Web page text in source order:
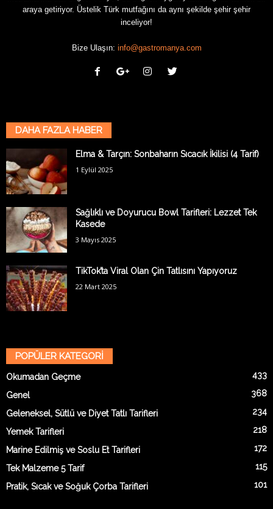
araya getiriyor. Üstelik Türk mutfağını da aynı şekilde şehir şehir
inceliyor!
Bize Ulaşın: info@gastromanya.com
DAHA FAZLA HABER
Elma & Tarçın: Sonbaharın Sıcacık İkilisi (4 Tarif)
1 Eylül 2025
Sağlıklı ve Doyurucu Bowl Tarifleri: Lezzet Tek
Kasede
3 Mayıs 2025
TikTok’ta Viral Olan Çin Tatlısını Yapıyoruz
22 Mart 2025
POPÜLER KATEGORİ
Okumadan Geçme 433
Genel 368
Geleneksel, Sütlü ve Diyet Tatlı Tarifleri 234
Yemek Tarifleri 218
Marine Edilmiş ve Soslu Et Tarifleri 172
Tek Malzeme 5 Tarif 115
Pratik, Sıcak ve Soğuk Çorba Tarifleri 101